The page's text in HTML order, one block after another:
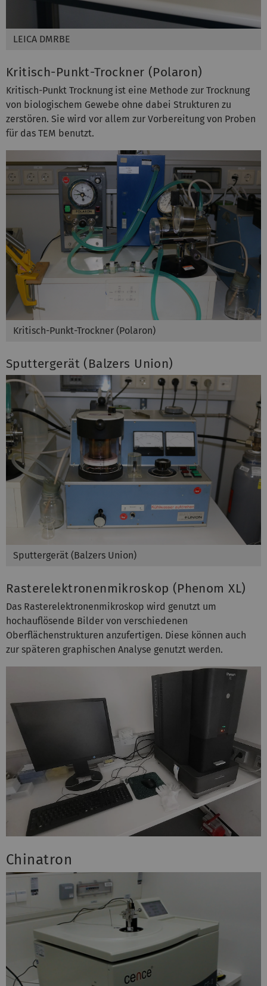
LEICA DMRBE
Kritisch-Punkt-Trockner (Polaron)
Kritisch-Punkt Trocknung ist eine Methode zur Trocknung
von biologischem Gewebe ohne dabei Strukturen zu
zerstören. Sie wird vor allem zur Vorbereitung von Proben
für das TEM benutzt.
Kritisch-Punkt-Trockner (Polaron)
Sputtergerät (Balzers Union)
Sputtergerät (Balzers Union)
Rasterelektronenmikroskop (Phenom XL)
Das Rasterelektronenmikroskop wird genutzt um
hochauflösende Bilder von verschiedenen
Oberflächenstrukturen anzufertigen. Diese können auch
zur späteren graphischen Analyse genutzt werden.
Chinatron